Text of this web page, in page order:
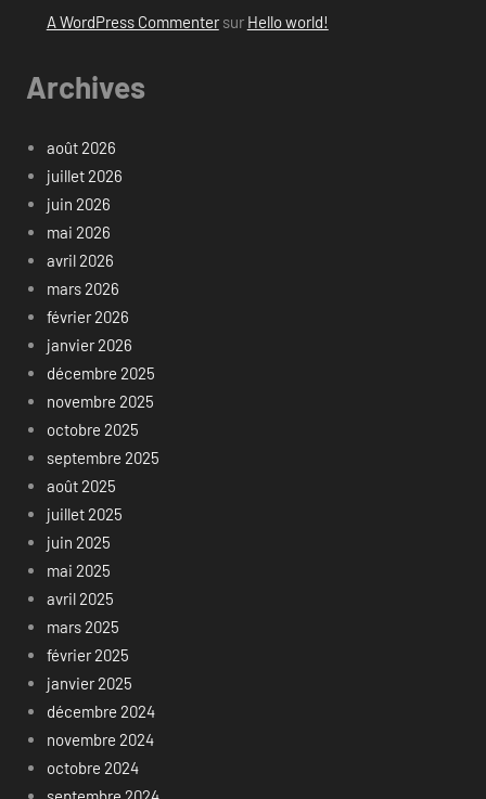
A WordPress Commentersur Hello world!
Archives
août 2026
juillet 2026
juin 2026
mai 2026
avril 2026
mars 2026
février 2026
janvier 2026
décembre 2025
novembre 2025
octobre 2025
septembre 2025
août 2025
juillet 2025
juin 2025
mai 2025
avril 2025
mars 2025
février 2025
janvier 2025
décembre 2024
novembre 2024
octobre 2024